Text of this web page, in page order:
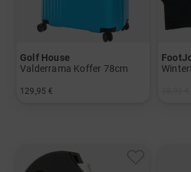
Golf House
Valderrama Koffer 78cm
129,95 €